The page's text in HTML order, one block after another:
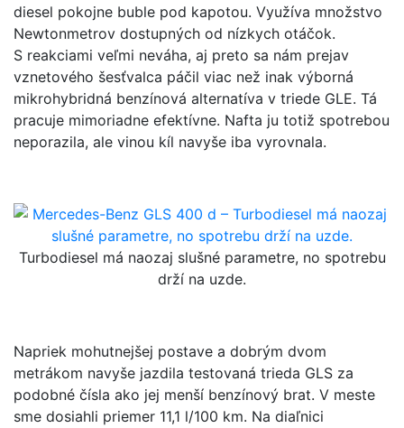
diesel pokojne buble pod kapotou. Využíva množstvo
Newtonmetrov dostupných od nízkych otáčok.
S reakciami veľmi neváha, aj preto sa nám prejav
vznetového šesťvalca páčil viac než inak výborná
mikrohybridná benzínová alternatíva v triede GLE. Tá
pracuje mimoriadne efektívne. Nafta ju totiž spotrebou
neporazila, ale vinou kíl navyše iba vyrovnala.
Turbodiesel má naozaj slušné parametre, no spotrebu
drží na uzde.
Napriek mohutnejšej postave a dobrým dvom
metrákom navyše jazdila testovaná trieda GLS za
podobné čísla ako jej menší benzínový brat. V meste
sme dosiahli priemer 11,1 l/100 km. Na diaľnici